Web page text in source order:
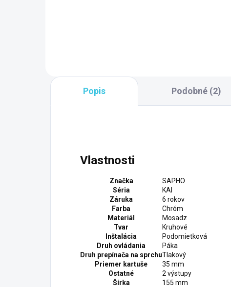
Popis Podobné (2)
Vlastnosti
Značka
SAPHO
Séria
KAI
Záruka
6 rokov
Farba
Chróm
Materiál
Mosadz
Tvar
Kruhové
Inštalácia
Podomietková
Druh ovládania
Páka
Druh prepínača na sprchuTlakový
Priemer kartuše
35 mm
Ostatné
2 výstupy
Šírka
155 mm